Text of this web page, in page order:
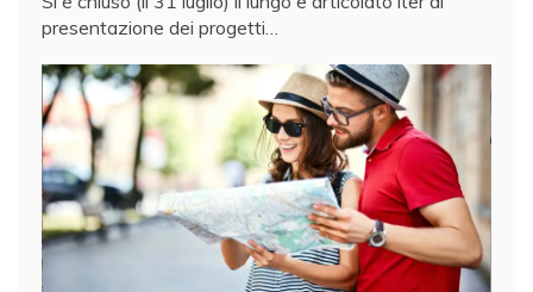
presentazione dei progetti…